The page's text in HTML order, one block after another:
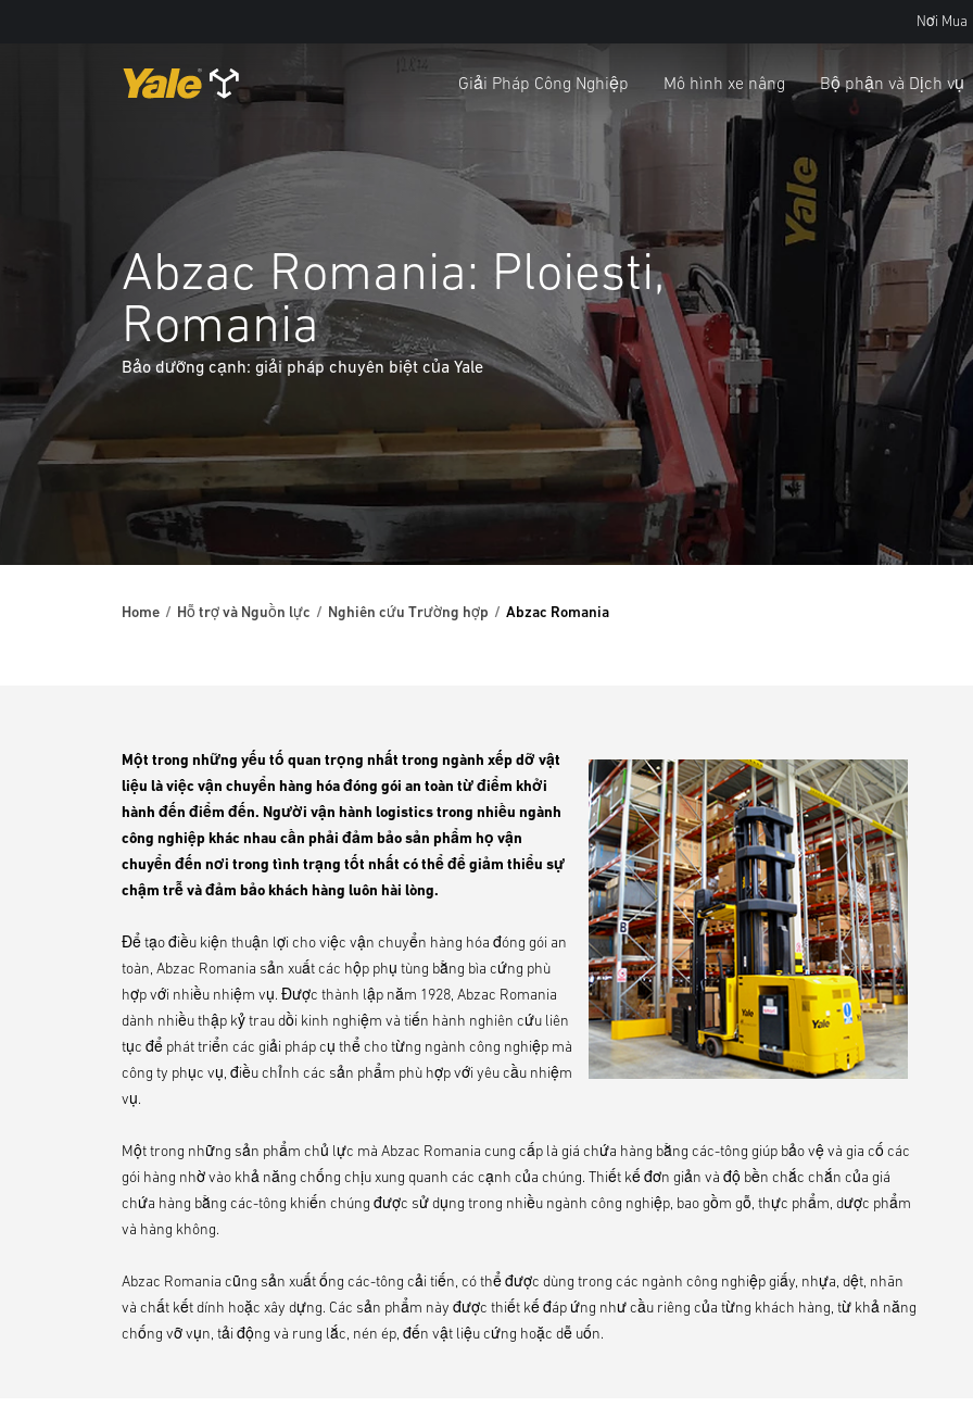
Nơi Mua
Giải Pháp Công Nghiệp Mô hình xe nâng Bộ phận và Dịch vụ
Abzac Romania: Ploiesti,
Romania
Bảo dưỡng cạnh: giải pháp chuyên biệt của Yale
Home Hỗ trợ và Nguồn lực Nghiên cứu Trường hợp Abzac Romania
Một trong những yếu tố quan trọng nhất trong ngành xếp dỡ vật
liệu là việc vận chuyển hàng hóa đóng gói an toàn từ điểm khởi
hành đến điểm đến. Người vận hành logistics trong nhiều ngành
công nghiệp khác nhau cần phải đảm bảo sản phẩm họ vận
chuyển đến nơi trong tình trạng tốt nhất có thể để giảm thiểu sự
chậm trễ và đảm bảo khách hàng luôn hài lòng.
Để tạo điều kiện thuận lợi cho việc vận chuyển hàng hóa đóng gói an
toàn, Abzac Romania sản xuất các hộp phụ tùng bằng bìa cứng phù
hợp với nhiều nhiệm vụ. Được thành lập năm 1928, Abzac Romania
dành nhiều thập kỷ trau dồi kinh nghiệm và tiến hành nghiên cứu liên
tục để phát triển các giải pháp cụ thể cho từng ngành công nghiệp mà
công ty phục vụ, điều chỉnh các sản phẩm phù hợp với yêu cầu nhiệm
vụ.
Một trong những sản phẩm chủ lực mà Abzac Romania cung cấp là giá chứa hàng bằng các-tông giúp bảo vệ và gia cố các
gói hàng nhờ vào khả năng chống chịu xung quanh các cạnh của chúng. Thiết kế đơn giản và độ bền chắc chắn của giá
chứa hàng bằng các-tông khiến chúng được sử dụng trong nhiều ngành công nghiệp, bao gồm gỗ, thực phẩm, dược phẩm
và hàng không.
Abzac Romania cũng sản xuất ống các-tông cải tiến, có thể được dùng trong các ngành công nghiệp giấy, nhựa, dệt, nhãn
và chất kết dính hoặc xây dựng. Các sản phẩm này được thiết kế đáp ứng như cầu riêng của từng khách hàng, từ khả năng
chống vỡ vụn, tải động và rung lắc, nén ép, đến vật liệu cứng hoặc dễ uốn.